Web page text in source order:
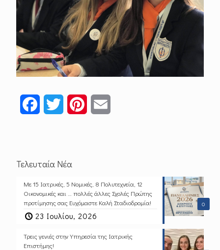
FacebookTwitter Pinterest
Τελευταία Νέα
0
Με 15 Ιατρικές, 5 Νομικές, 8 Πολυτεχνεία, 12
Οικονομικές και … πολλές άλλες Σχολές Πρώτης
προτίμησης σας Ευχόμαστε Καλή Σταδιοδρομία!
23 Ιουλίου, 2026
Τρεις γενιές στην Υπηρεσία της Ιατρικής
Επιστήμης!